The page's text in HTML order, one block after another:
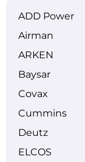
ADD Power
Airman
ARKEN
Baysar
Covax
Cummins
Deutz
ELCOS